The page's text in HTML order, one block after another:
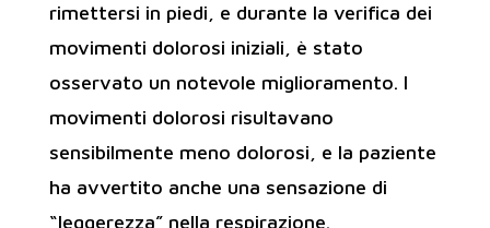
rimettersi in piedi, e durante la verifica dei
movimenti dolorosi iniziali, è stato
osservato un notevole miglioramento. I
movimenti dolorosi risultavano
sensibilmente meno dolorosi, e la paziente
ha avvertito anche una sensazione di
“leggerezza” nella respirazione.